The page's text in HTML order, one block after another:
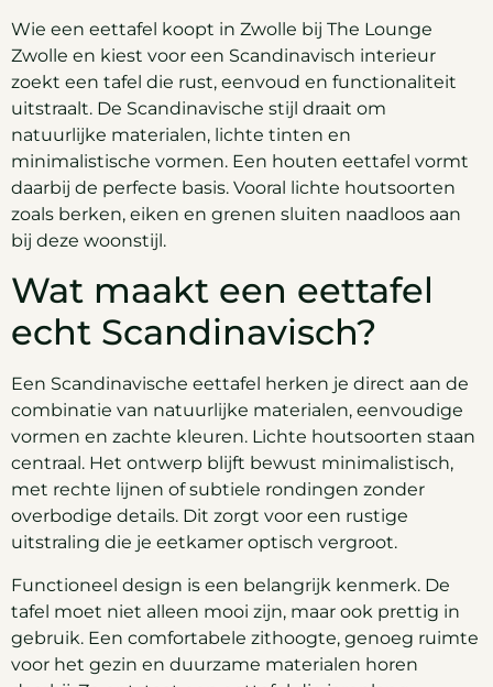
Wie een eettafel koopt in Zwolle bij The Lounge
Zwolle en kiest voor een Scandinavisch interieur
zoekt een tafel die rust, eenvoud en functionaliteit
uitstraalt. De Scandinavische stijl draait om
natuurlijke materialen, lichte tinten en
minimalistische vormen. Een houten eettafel vormt
daarbij de perfecte basis. Vooral lichte houtsoorten
zoals berken, eiken en grenen sluiten naadloos aan
bij deze woonstijl.
Wat maakt een eettafel
echt Scandinavisch?
Een Scandinavische eettafel herken je direct aan de
combinatie van natuurlijke materialen, eenvoudige
vormen en zachte kleuren. Lichte houtsoorten staan
centraal. Het ontwerp blijft bewust minimalistisch,
met rechte lijnen of subtiele rondingen zonder
overbodige details. Dit zorgt voor een rustige
uitstraling die je eetkamer optisch vergroot.
Functioneel design is een belangrijk kenmerk. De
tafel moet niet alleen mooi zijn, maar ook prettig in
gebruik. Een comfortabele zithoogte, genoeg ruimte
voor het gezin en duurzame materialen horen